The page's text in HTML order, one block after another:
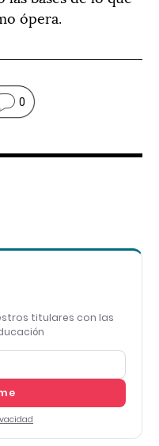
ópera.
0
titulares con las